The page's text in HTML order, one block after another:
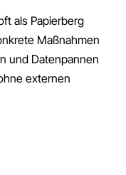
als Papierberg
Maßnahmen
und Datenpannen
externen